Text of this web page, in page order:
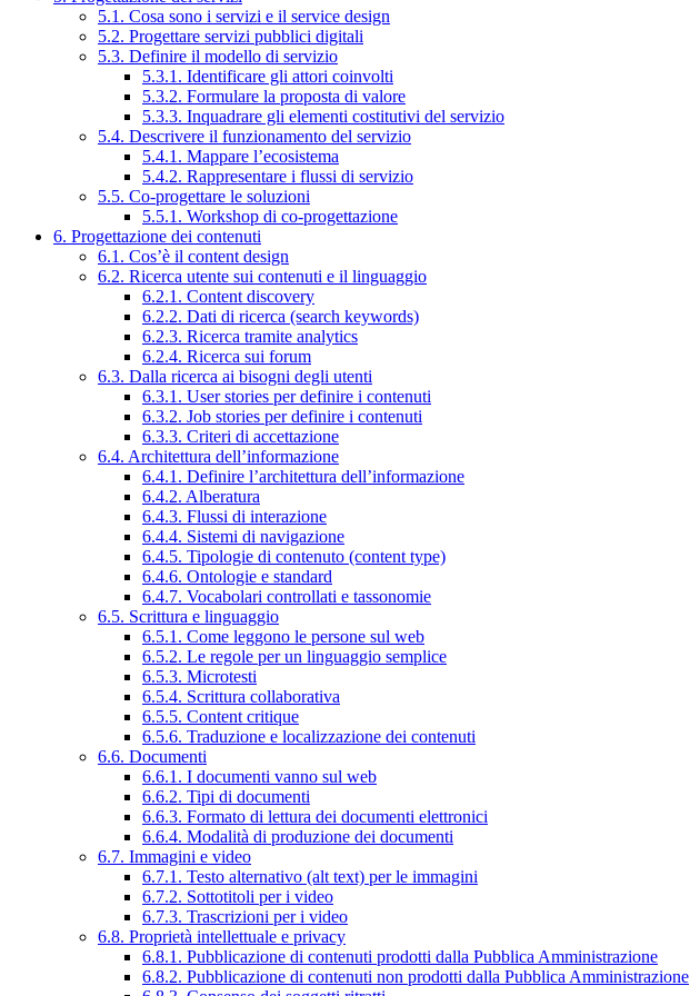
5.1. Cosa sono i servizi e il service design
5.2. Progettare servizi pubblici digitali
5.3. Definire il modello di servizio
5.3.1. Identificare gli attori coinvolti
5.3.2. Formulare la proposta di valore
5.3.3. Inquadrare gli elementi costitutivi del servizio
5.4. Descrivere il funzionamento del servizio
5.4.1. Mappare l’ecosistema
5.4.2. Rappresentare i flussi di servizio
5.5. Co-progettare le soluzioni
5.5.1. Workshop di co-progettazione
6. Progettazione dei contenuti
6.1. Cos’è il content design
6.2. Ricerca utente sui contenuti e il linguaggio
6.2.1. Content discovery
6.2.2. Dati di ricerca (search keywords)
6.2.3. Ricerca tramite analytics
6.2.4. Ricerca sui forum
6.3. Dalla ricerca ai bisogni degli utenti
6.3.1. User stories per definire i contenuti
6.3.2. Job stories per definire i contenuti
6.3.3. Criteri di accettazione
6.4. Architettura dell’informazione
6.4.1. Definire l’architettura dell’informazione
6.4.2. Alberatura
6.4.3. Flussi di interazione
6.4.4. Sistemi di navigazione
6.4.5. Tipologie di contenuto (content type)
6.4.6. Ontologie e standard
6.4.7. Vocabolari controllati e tassonomie
6.5. Scrittura e linguaggio
6.5.1. Come leggono le persone sul web
6.5.2. Le regole per un linguaggio semplice
6.5.3. Microtesti
6.5.4. Scrittura collaborativa
6.5.5. Content critique
6.5.6. Traduzione e localizzazione dei contenuti
6.6. Documenti
6.6.1. I documenti vanno sul web
6.6.2. Tipi di documenti
6.6.3. Formato di lettura dei documenti elettronici
6.6.4. Modalità di produzione dei documenti
6.7. Immagini e video
6.7.1. Testo alternativo (alt text) per le immagini
6.7.2. Sottotitoli per i video
6.7.3. Trascrizioni per i video
6.8. Proprietà intellettuale e privacy
6.8.1. Pubblicazione di contenuti prodotti dalla Pubblica Amministrazione
6.8.2. Pubblicazione di contenuti non prodotti dalla Pubblica Amministrazione